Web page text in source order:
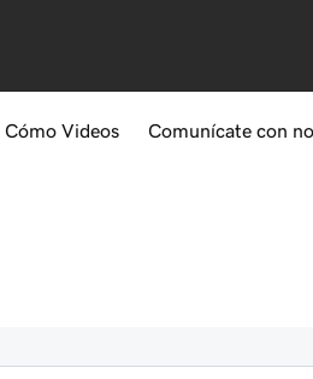
Cómo Videos Comunícate con